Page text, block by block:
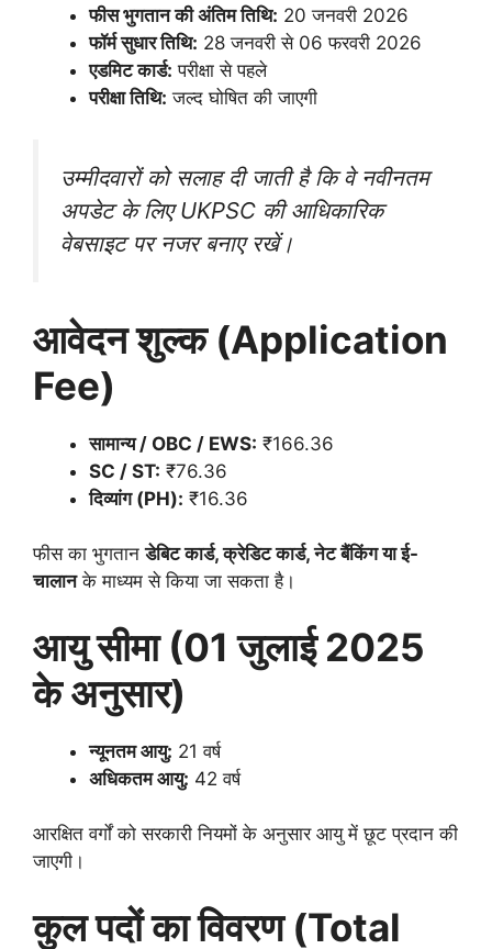
फीस भुगतान की अंतिम तिथि: 20 जनवरी 2026
फॉर्म सुधार तिथि: 28 जनवरी से 06 फरवरी 2026
एडमिट कार्ड: परीक्षा से पहले
परीक्षा तिथि: जल्द घोषित की जाएगी
उम्मीदवारों को सलाह दी जाती है कि वे नवीनतम
अपडेट के लिए UKPSC की आधिकारिक
वेबसाइट पर नजर बनाए रखें।
आवेदन शुल्क (Application
Fee)
सामान्य / OBC / EWS: ₹166.36
SC / ST: ₹76.36
दिव्यांग (PH): ₹16.36
फीस का भुगतानडेबिट कार्ड, क्रेडिट कार्ड, नेट बैंकिंग या ई-
चालानके माध्यम से किया जा सकता है।
आयु सीमा (01 जुलाई 2025
के अनुसार)
न्यूनतम आयु: 21 वर्ष
अधिकतम आयु: 42 वर्ष
आरक्षित वर्गों को सरकारी नियमों के अनुसार आयु में छूट प्रदान की
जाएगी।
कुल पदों का विवरण (Total